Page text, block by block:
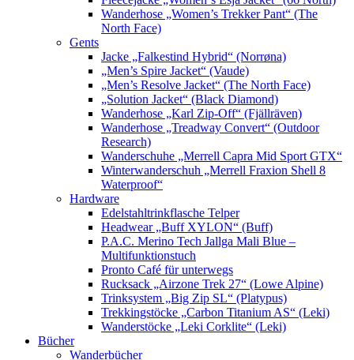
Wanderhose „Women’s Trekker Pant“ (The
North Face)
Gents
Jacke „Falkestind Hybrid“ (Norrøna)
„Men’s Spire Jacket“ (Vaude)
„Men’s Resolve Jacket“ (The North Face)
„Solution Jacket“ (Black Diamond)
Wanderhose „Karl Zip-Off“ (Fjällräven)
Wanderhose „Treadway Convert“ (Outdoor
Research)
Wanderschuhe „Merrell Capra Mid Sport GTX“
Winterwanderschuh „Merrell Fraxion Shell 8
Waterproof“
Hardware
Edelstahltrinkflasche Telper
Headwear „Buff XYLON“ (Buff)
P.A.C. Merino Tech Jallga Mali Blue –
Multifunktionstuch
Pronto Café für unterwegs
Rucksack „Airzone Trek 27“ (Lowe Alpine)
Trinksystem „Big Zip SL“ (Platypus)
Trekkingstöcke „Carbon Titanium AS“ (Leki)
Wanderstöcke „Leki Corklite“ (Leki)
Bücher
Wanderbücher